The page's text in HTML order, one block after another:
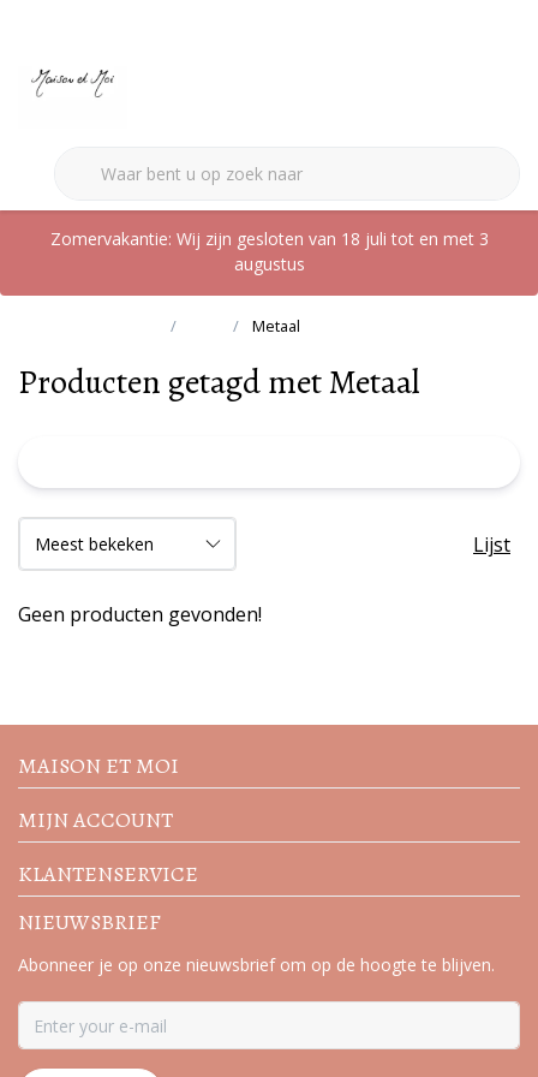
Zomervakantie: Wij zijn gesloten van 18 juli tot en met 3
augustus
Metaal
Producten getagd met Metaal
Lijst
Geen producten gevonden!
acties
MAISON ET MOI
MIJN ACCOUNT
KLANTENSERVICE
NIEUWSBRIEF
Abonneer je op onze nieuwsbrief om op de hoogte te blijven.